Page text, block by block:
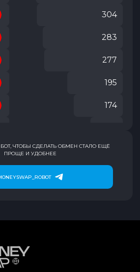
304
283
277
195
174
38
20
ЧТОБЫ СДЕЛАТЬ ОБМЕН СТАЛО ЕЩЁ
ПРОЩЕ И УДОБНЕЕ